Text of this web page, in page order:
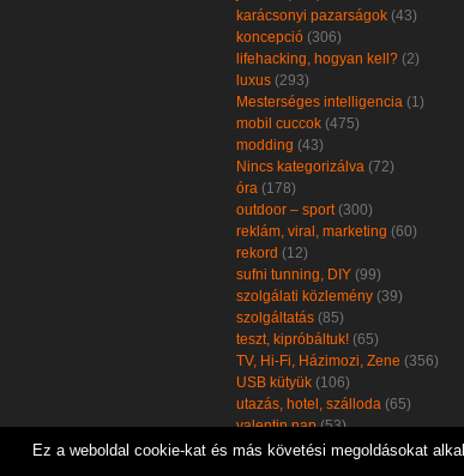
karácsonyi pazarságok (43)
koncepció (306)
lifehacking, hogyan kell? (2)
luxus (293)
Mesterséges intelligencia (1)
mobil cuccok (475)
modding (43)
Nincs kategorizálva (72)
óra (178)
outdoor – sport(300)
reklám, viral, marketing (60)
rekord (12)
sufni tunning, DIY (99)
szolgálati közlemény (39)
szolgáltatás (85)
teszt, kipróbáltuk! (65)
TV, Hi-Fi, Házimozi, Zene (356)
USB kütyük (106)
utazás, hotel, szálloda (65)
valentin nap(53)
zöld, öko, környezetbarát(102)
Ez a weboldal cookie-kat és más követési megoldásokat